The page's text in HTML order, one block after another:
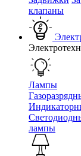
клапаны
Лампы
лампы